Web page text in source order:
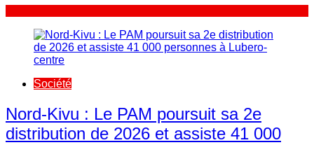
Société
Nord-Kivu : Le PAM poursuit sa 2e
distribution de 2026 et assiste 41 000